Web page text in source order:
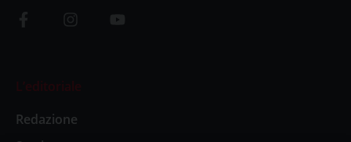
L’editoriale
Redazione